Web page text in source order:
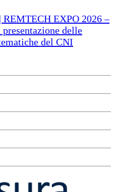
EXPO 2026 –
delle
del CNI